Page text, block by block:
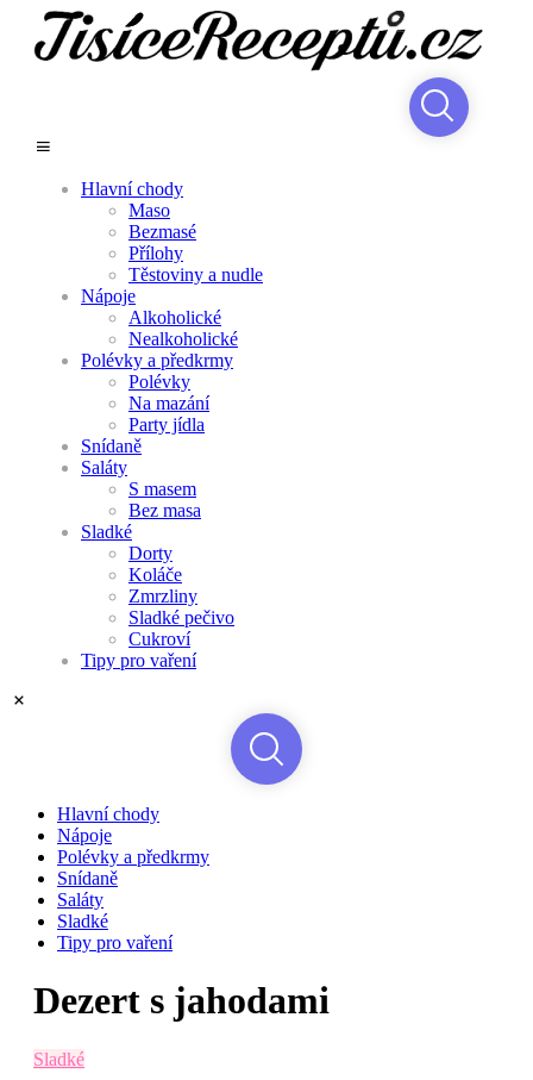
Hlavní chody
Maso
Bezmasé
Přílohy
Těstoviny a nudle
Nápoje
Alkoholické
Nealkoholické
Polévky a předkrmy
Polévky
Na mazání
Party jídla
Snídaně
Saláty
S masem
Bez masa
Sladké
Dorty
Koláče
Zmrzliny
Sladké pečivo
Cukroví
Tipy pro vaření
Hlavní chody
Nápoje
Polévky a předkrmy
Snídaně
Saláty
Sladké
Tipy pro vaření
Dezert s jahodami
Sladké